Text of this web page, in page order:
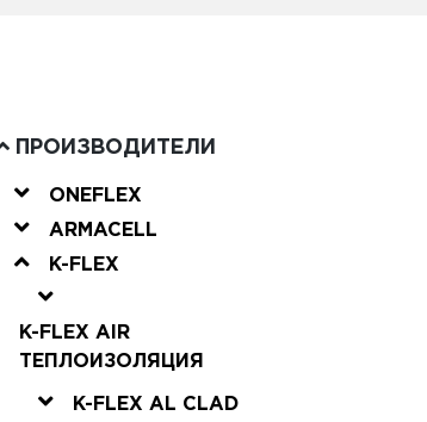
ПРОИЗВОДИТЕЛИ
ONEFLEX
ARMACELL
K-FLEX
K-FLEX AIR
ТЕПЛОИЗОЛЯЦИЯ
K-FLEX AL CLAD